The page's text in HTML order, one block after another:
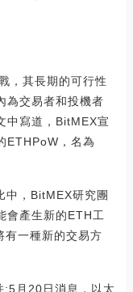
，其長期的可行性
為交易者和投機者
中寫道，BitMEX宣
ETHPoW，名為
中，BitMEX研究團
會產生新的ETH工
一種新的交易方
:5月20日消息，以太